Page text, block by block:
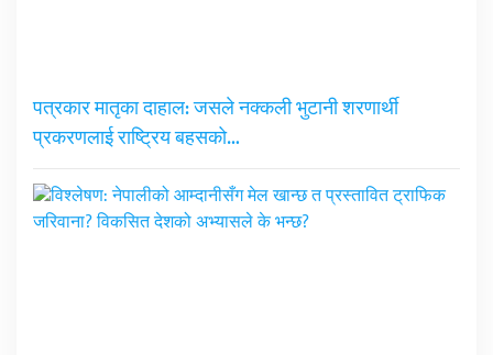
पत्रकार मातृका दाहाल: जसले नक्कली भुटानी शरणार्थी
प्रकरणलाई राष्ट्रिय बहसको…